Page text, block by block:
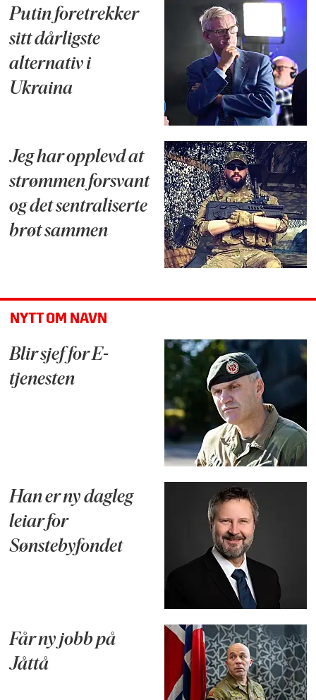
Putin foretrekker
sitt dårligste
alternativ i
Ukraina
Jeg har opplevd at
strømmen forsvant
og det sentraliserte
brøt sammen
NYTT OM NAVN
Blir sjef for E-
tjenesten
Han er ny dagleg
leiar for
Sønstebyfondet
Får ny jobb på
Jåttå